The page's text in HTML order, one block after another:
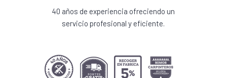
40 años de experiencia ofreciendo un
servicio profesional y eficiente.